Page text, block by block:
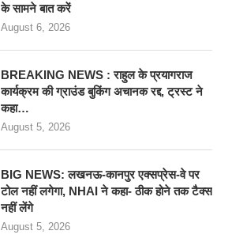
के सामने बात करें
August 6, 2026
BREAKING NEWS : राहुल के प्रयागराज
कार्यक्रम की ग्राउंड बुकिंग अचानक रद्द, ट्रस्ट ने
कहा…
August 5, 2026
BIG NEWS: लखनऊ-कानपुर एक्सप्रेस-वे पर
टोल नहीं लगेगा, NHAI ने कहा- ठीक होने तक टैक्स
नहीं लेंगे
August 5, 2026